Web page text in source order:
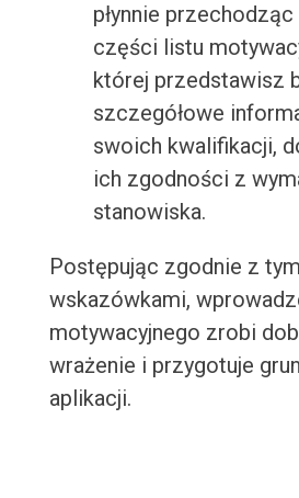
płynnie przechodząc
części listu
której przedstawisz
szczegółowe
swoich kwalifikacji,
ich zgodności z
stanowiska.
Postępując zgodnie z
wskazówkami,
motywacyjnego zrobi
wrażenie i przygotuje
aplikacji.